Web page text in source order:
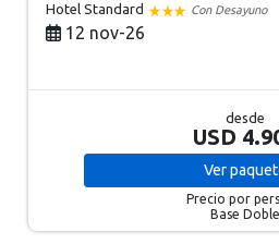
Hotel Standard
Con Desayuno
12 nov-26
desde
USD
Ver
Precio por
Base Doble